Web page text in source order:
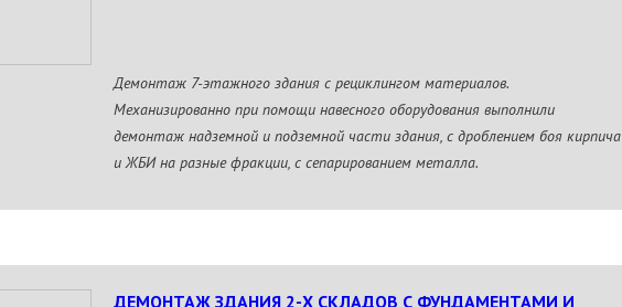
Демонтаж 7-этажного здания с рециклингом материалов.
Механизированно при помощи навесного оборудования выполнили
демонтаж надземной и подземной части здания, с дроблением боя кирпича
и ЖБИ на разные фракции, с сепарированием металла.
ДЕМОНТАЖ ЗДАНИЯ 2-Х СКЛАДОВ С ФУНДАМЕНТАМИ И